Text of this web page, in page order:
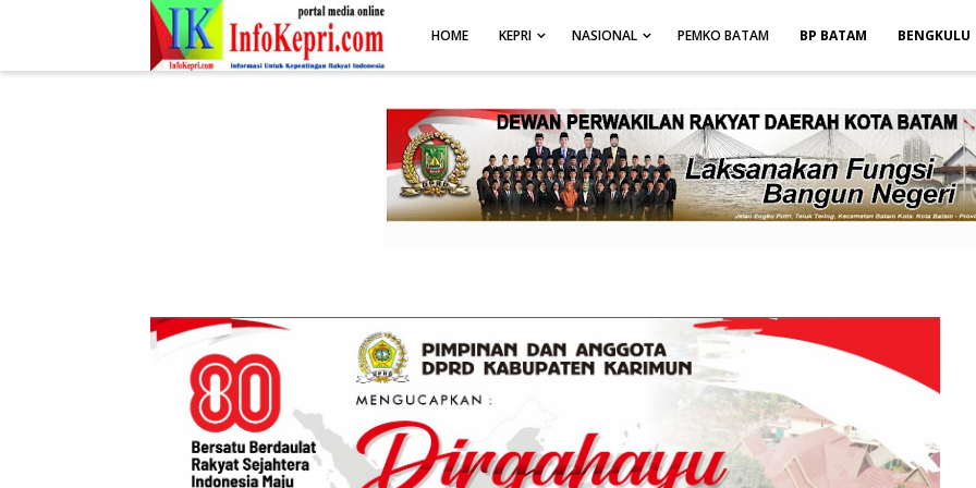
.post-body img { display: block; margin: 0 auto; max-width: 100%; height: auto; }
HOME KEPRI NASIONAL PEMKO BATAM BP BATAM BENGKULU